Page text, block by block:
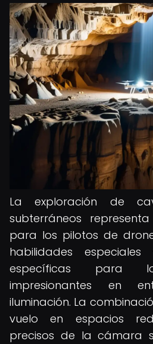
La exploración de
subterráneos
para los pilotos de
habilidades especiales
específicas para
impresionantes en
iluminación. La
vuelo en espacios
precisos de la cámara